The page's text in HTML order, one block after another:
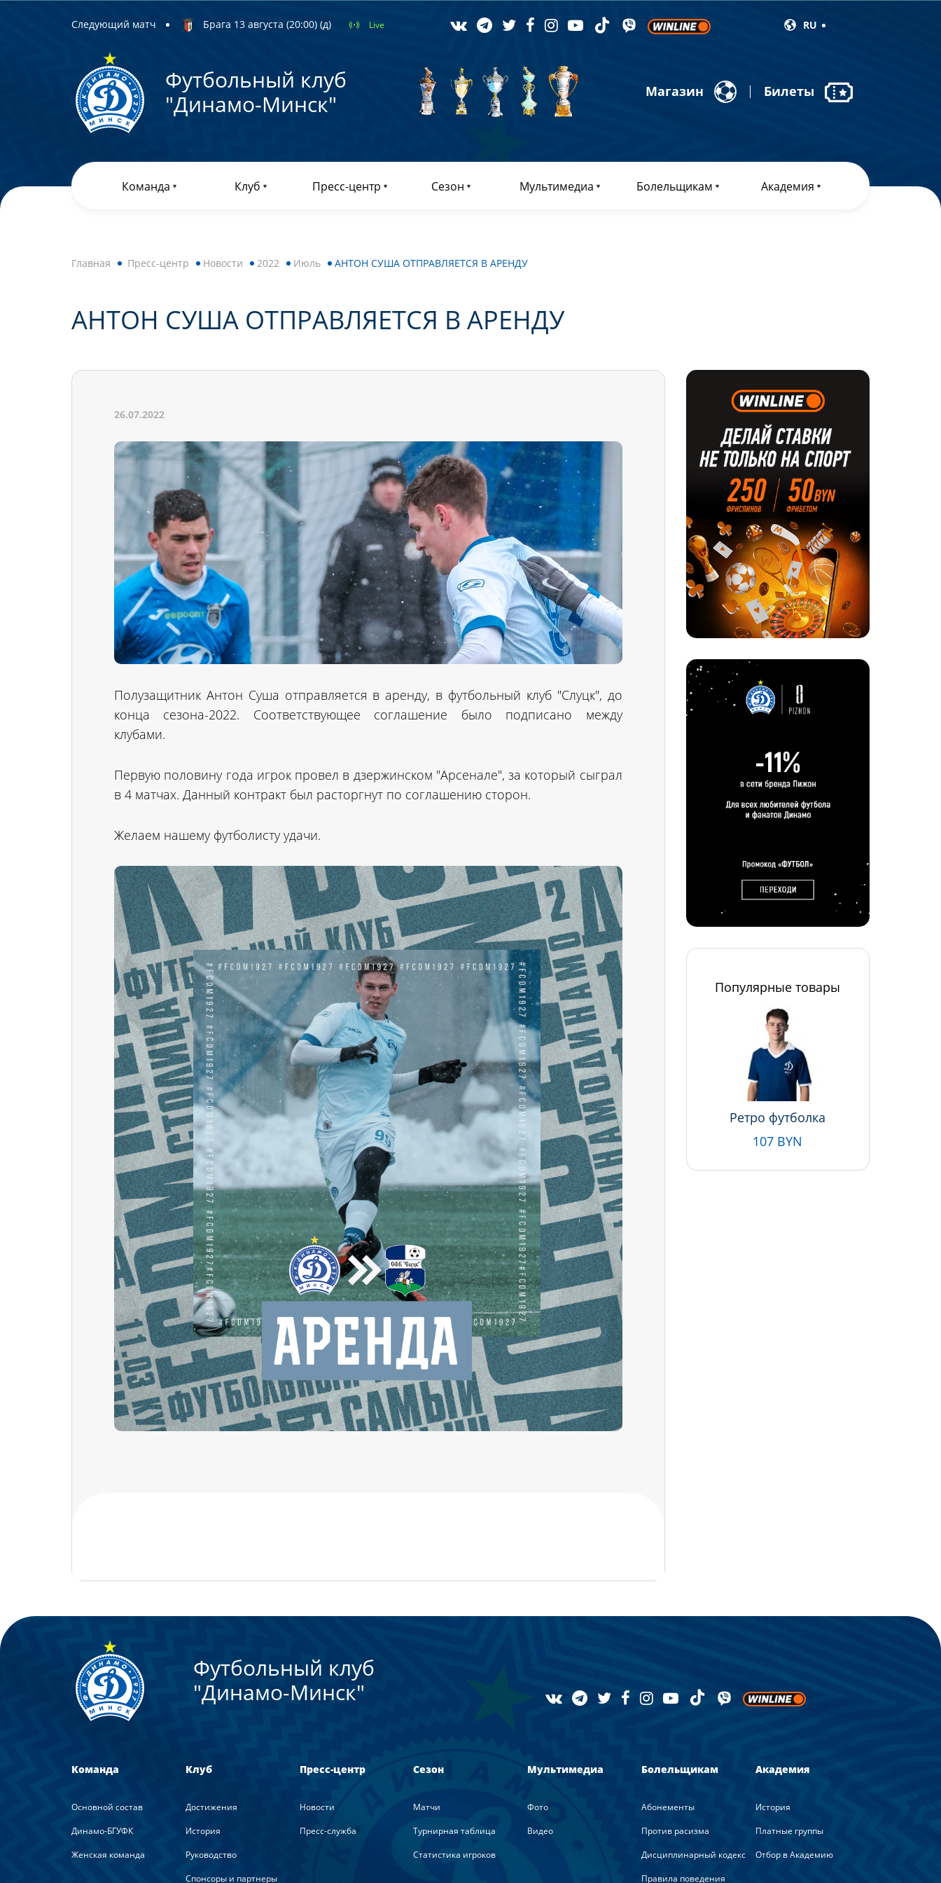
Следующий матч Брага 13 августа (20:00) (д) Live RU
Футбольный клуб
"Динамо-Минск"
Магазин Билеты
Команда Клуб Пресс-центр Сезон Мультимедиа Болельщикам Академия
Главная Пресс-центр Новости 2022 Июль АНТОН СУША ОТПРАВЛЯЕТСЯ В АРЕНДУ
АНТОН СУША ОТПРАВЛЯЕТСЯ В АРЕНДУ
26.07.2022
Полузащитник Антон Суша отправляется в аренду, в футбольный клуб "Слуцк", до
конца сезона-2022. Соответствующее соглашение было подписано между
клубами.
Первую половину года игрок провел в дзержинском "Арсенале", за который сыграл
в 4 матчах. Данный контракт был расторгнут по соглашению сторон.
Желаем нашему футболисту удачи.
Популярные товары
Ретро футболка
107 BYN
Футбольный клуб
"Динамо-Минск"
Команда
Основной состав
Динамо-БГУФК
Женская команда
Клуб
Достижения
История
Руководство
Спонсоры и партнеры
Пресс-центр
Новости
Пресс-служба
Сезон
Матчи
Турнирная таблица
Статистика игроков
Мультимедиа
Фото
Видео
Болельщикам
Абонементы
Против расизма
Дисциплинарный кодекс
Правила поведения
Академия
История
Платные группы
Отбор в Академию